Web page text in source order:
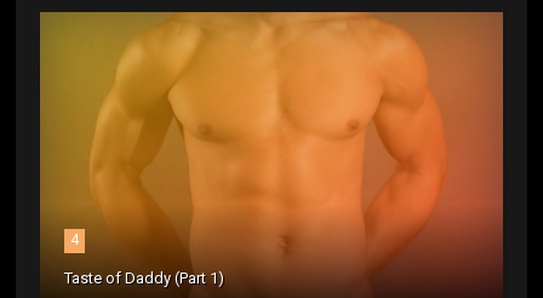
4
Taste of Daddy (Part 1)